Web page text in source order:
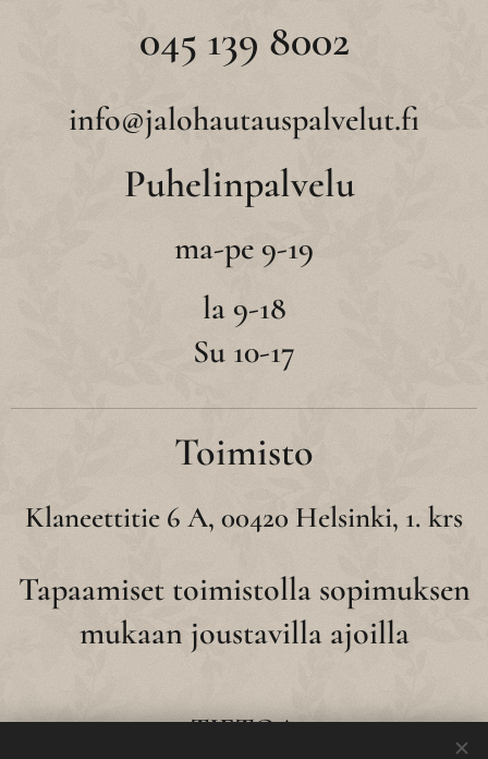
045 139 8002
info@jalohautauspalvelut.fi
Puhelinpalvelu
ma-pe 9-19
la 9-18
Su 10-17
Toimisto
Klaneettitie 6 A, 00420 Helsinki, 1. krs
Tapaamiset toimistolla sopimuksen
mukaan joustavilla ajoilla
TIETOA